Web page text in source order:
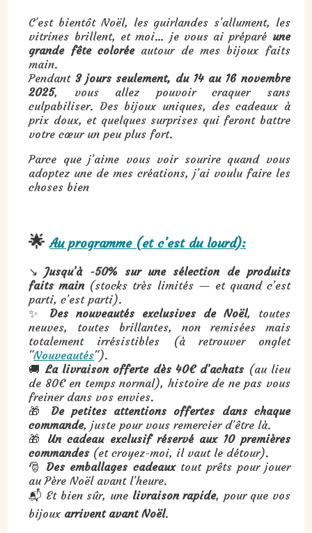
C’est bientôt Noël, les guirlandes s’allument, les
vitrines brillent, et moi… je vous ai préparé une
grande fête coloréeautour de mes bijoux faits
main.
Pendant 3 jours seulement, du 14 au 16 novembre
2025, vous allez pouvoir craquer sans
culpabiliser. Des bijoux uniques, des cadeaux à
prix doux, et quelques surprises qui feront battre
votre cœur un peu plus fort.
Parce que j’aime vous voir sourire quand vous
adoptez une de mes créations, j’ai voulu faire les
choses bien
🌟Au programme (et c’est du lourd):
↘️ Jusqu’à -50% sur une sélection de produits
faits main (stocks très limités — et quand c’est
parti, c’est parti).
✨ Des nouveautés exclusives de Noël, toutes
neuves, toutes brillantes, non remisées mais
totalement irrésistibles (à retrouver onglet
"Nouveautés").
🚚La livraison offerte dès 40€ d’achats (au lieu
de 80€ en temps normal), histoire de ne pas vous
freiner dans vos envies.
🎁 De petites attentions offertes dans chaque
commande, juste pour vous remercier d’être là.
🎁 Un cadeau exclusif réservé aux 10 premières
commandes (et croyez-moi, il vaut le détour).
🎅 Des emballages cadeauxtout prêts pour jouer
au Père Noël avant l’heure.
📬 Et bien sûr, une livraison rapide, pour que vos
bijoux arrivent avant Noël.